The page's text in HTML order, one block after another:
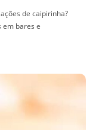
de caipirinha?
em bares e